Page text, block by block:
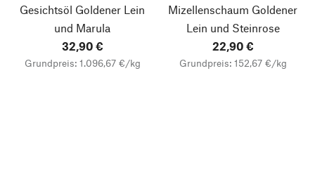
Gesichtsöl Goldener Lein
und Marula
32,90 €
Grundpreis: 1.096,67 €/kg
Mizellenschaum Goldener
Lein und Steinrose
22,90 €
Grundpreis: 152,67 €/kg